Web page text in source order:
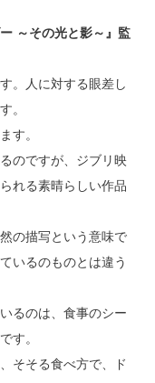
～その光と影～』監
。人に対する眼差し
。
す。
のですが、ジブリ映
れる素晴らしい作品
の描写という意味で
いるのものとは違う
るのは、食事のシー
す。
そそる食べ方で、ド